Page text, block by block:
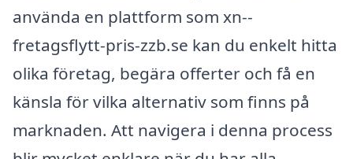
använda en plattform som xn--
fretagsflytt-pris-zzb.se kan du enkelt hitta
olika företag, begära offerter och få en
känsla för vilka alternativ som finns på
marknaden. Att navigera i denna process